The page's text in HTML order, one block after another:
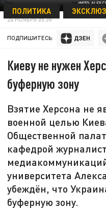
ФОТО: ALEX
ПОЛИТИКА
24 НОЯБРЯ 05:30
ПОДПИШИТЕСЬ:
Киеву не нужен
буферную зону
Взятие Херсона не
военной целью
Общественной
кафедрой
университета
убеждён, что
буферную зону.